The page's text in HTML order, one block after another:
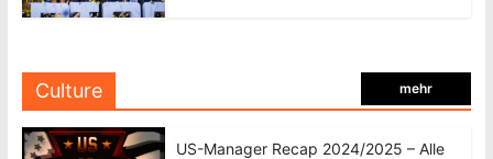
Culture mehr
US-Manager Recap 2024/2025 – Alle